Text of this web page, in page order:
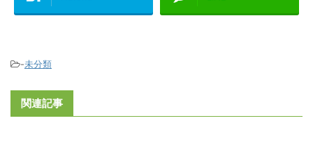
-未分類
関連記事